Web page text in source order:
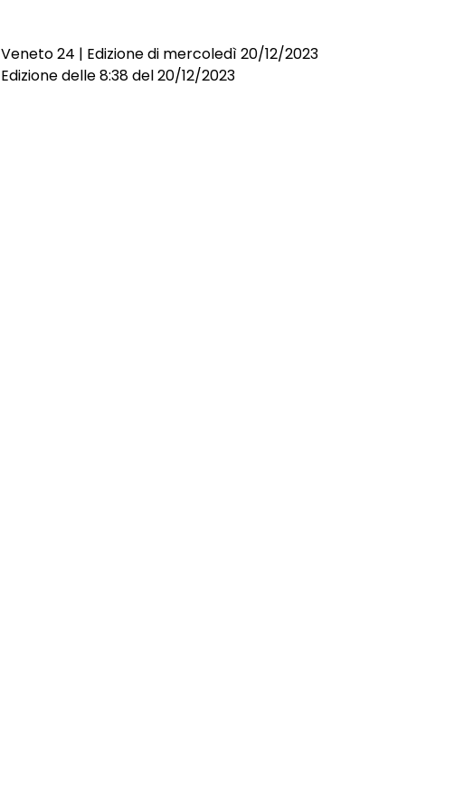
Veneto 24 | Edizione di mercoledì 20/12/2023
Edizione delle 8:38 del 20/12/2023